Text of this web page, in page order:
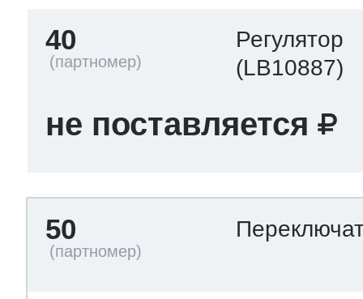
40
Регулятор
(LB10887)
не поставляется
50